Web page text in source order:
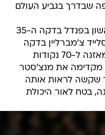
שבדרך בגביע העולם
מוחמד סלאח כבש את הראשון בפנדל בדקה ה-35
צ'מברליין בדקה
ה-52. ליברפול שיפרה את מאזנה ל-70 נקודות
מקדימה את מנצ'סטר
נקודות כך שקשה לראות אותה
בטח לאור היכולת